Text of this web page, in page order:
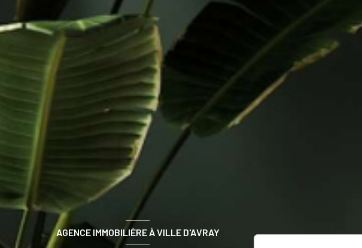
AGENCE IMMOBILIÈRE À VILLE D'AVRAY